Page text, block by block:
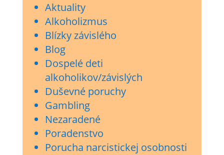
Aktuality
Alkoholizmus
Blízky závislého
Blog
Dospelé deti
alkoholikov/závislých
Duševné poruchy
Gambling
Nezaradené
Poradenstvo
Porucha narcistickej osobnosti